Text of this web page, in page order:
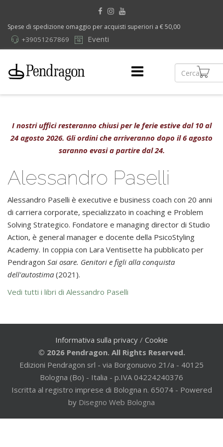
Spese di spedizione omaggio per acquisti superiori a € 50,00
Eventi
+39051267869
I nostri uffici resteranno chiusi per le ferie estive dal 10 al
24 agosto 2026. Gli ordini che arriveranno dopo il 6 agosto
saranno evasi a partire dal 24.
Alessandro Paselli
Alessandro Paselli è executive e business coach con 20 anni
di carriera corporate, specializzato in coaching e Problem
Solving Strategico. Fondatore e managing director di Studio
Action, è general manager e docente della PsicoStyling
Academy. In coppia con Lara Ventisette ha pubblicato per
Pendragon Sai osare. Genitori e figli alla conquista
dell'autostima (2021).
Vedi tutti i libri di Alessandro Paselli
Informativa sulla privacy / Cookie
© 2026 Pendragon. All Rights Reserved.
Edizioni Pendragon srl - via Borgonuovo 21/a - 40125
Bologna (Bo) - Italia - p.IVA 04224240376
Iscritta al registro imprese di Bologna n. 65074 - Powered
by Disegno Web Bologna